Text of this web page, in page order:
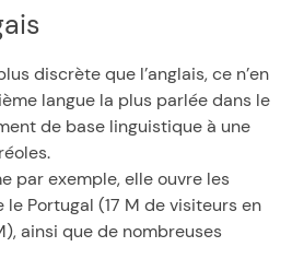
discrète que l’anglais, ce n’en
langue la plus parlée dans le
de base linguistique à une
par exemple, elle ouvre les
Portugal (17 M de visiteurs en
ainsi que de nombreuses